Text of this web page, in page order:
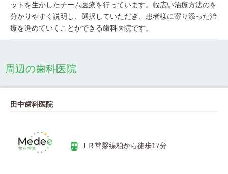
ットを生かしたチーム医療を行っています。幅広い治療方法のを
分かりやすく説明し、選択していただき、患者様に寄り添った治
療を進めていくことができる歯科医院です。
周辺の歯科医院
田中歯科医院